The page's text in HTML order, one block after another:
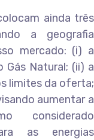
ainda três
a geografia
mercado: (i) a
Natural; (ii) a
limites da oferta;
aumentar a
considerado
as energias